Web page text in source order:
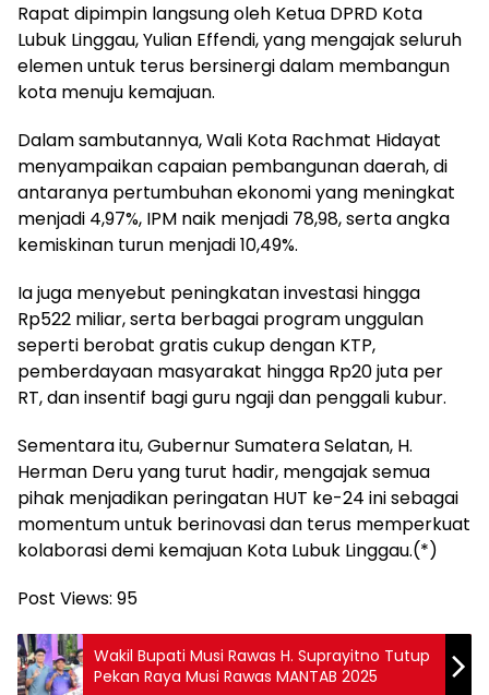
Rapat dipimpin langsung oleh Ketua DPRD Kota
Lubuk Linggau, Yulian Effendi, yang mengajak seluruh
elemen untuk terus bersinergi dalam membangun
kota menuju kemajuan.
Dalam sambutannya, Wali Kota Rachmat Hidayat
menyampaikan capaian pembangunan daerah, di
antaranya pertumbuhan ekonomi yang meningkat
menjadi 4,97%, IPM naik menjadi 78,98, serta angka
kemiskinan turun menjadi 10,49%.
Ia juga menyebut peningkatan investasi hingga
Rp522 miliar, serta berbagai program unggulan
seperti berobat gratis cukup dengan KTP,
pemberdayaan masyarakat hingga Rp20 juta per
RT, dan insentif bagi guru ngaji dan penggali kubur.
Sementara itu, Gubernur Sumatera Selatan, H.
Herman Deru yang turut hadir, mengajak semua
pihak menjadikan peringatan HUT ke-24 ini sebagai
momentum untuk berinovasi dan terus memperkuat
kolaborasi demi kemajuan Kota Lubuk Linggau.(*)
Post Views: 95
Wakil Bupati Musi Rawas H. Suprayitno Tutup
Pekan Raya Musi Rawas MANTAB 2025